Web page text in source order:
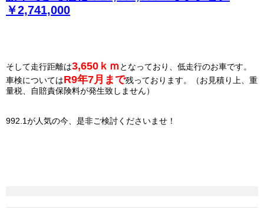
￥2,741,000
そして走行距離は3,650 ｋｍ となっており、低走行のお車です。
車検についてはR9年7月まで残っております。（お見積り上、重
量税、自賠責保険料が発生致しません）
992.1が人気の今、是非ご検討くださいませ！